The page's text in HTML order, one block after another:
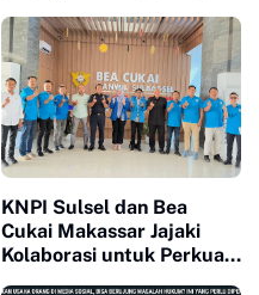
KNPI Sulsel dan Bea
Cukai Makassar Jajaki
Kolaborasi untuk Perkuat